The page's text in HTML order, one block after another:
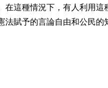
在這種情況下，有人利用這
法賦予的言論自由和公民的